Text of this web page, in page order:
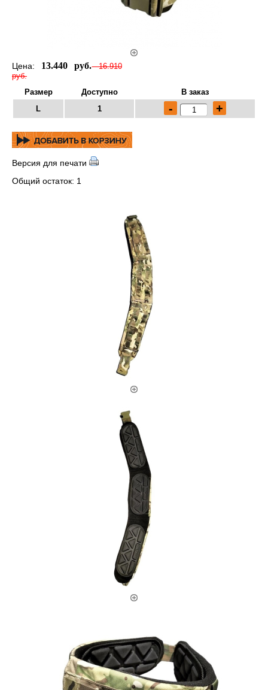
Цена: 13.440 руб.16.910
руб.
Размер
Доступно
В заказ
L
1 - +
Версия для печати
Общий остаток: 1